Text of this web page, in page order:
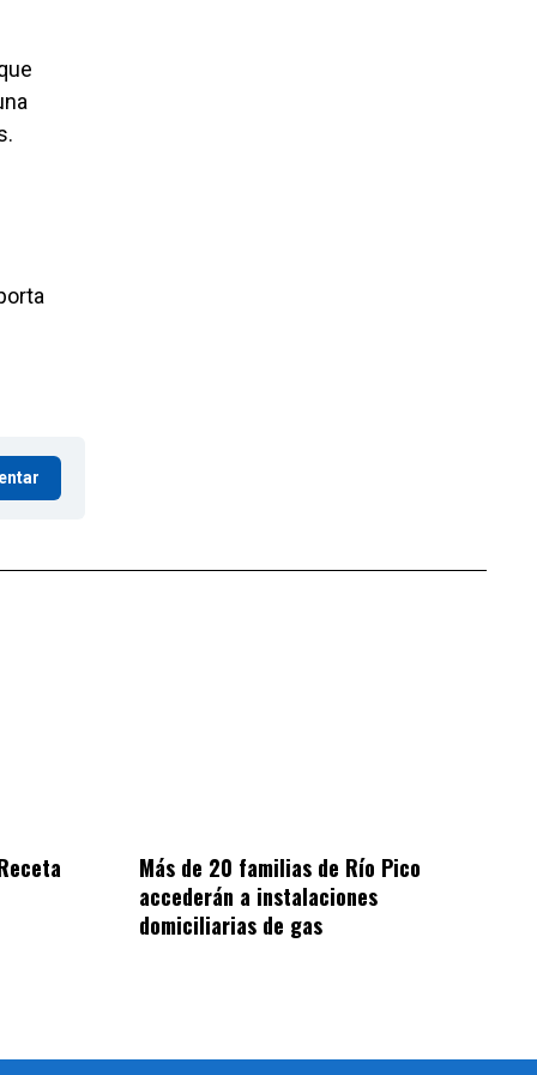
Más de 20 familias de Río Pico
accederán a instalaciones
domiciliarias de gas